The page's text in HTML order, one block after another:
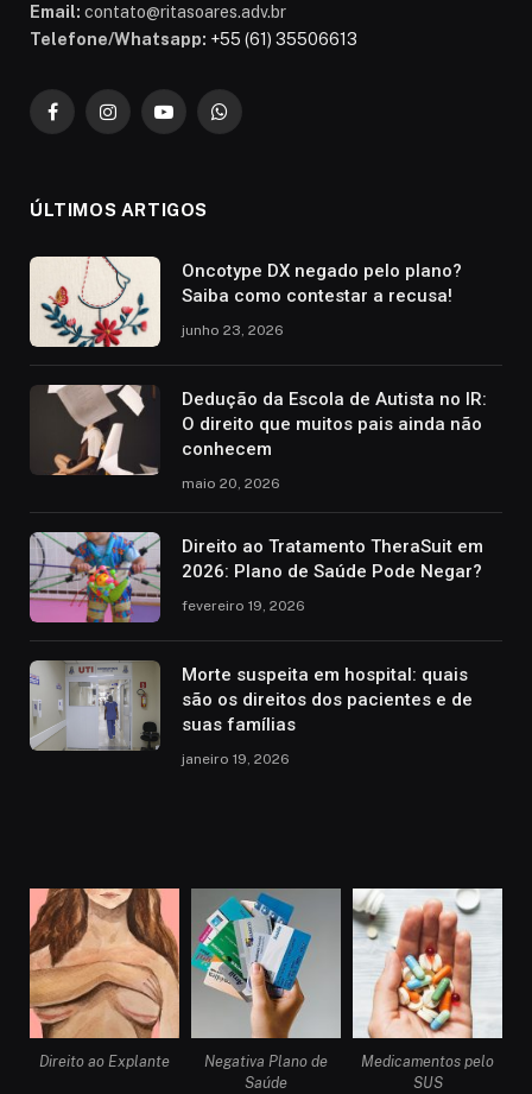
Email: contato@ritasoares.adv.br
Telefone/Whatsapp: +55 (61) 35506613
FacebookInstagramYouTubeWhatsApp
ÚLTIMOS ARTIGOS
Oncotype DX negado pelo plano?
Saiba como contestar a recusa!
junho 23, 2026
Dedução da Escola de Autista no IR:
O direito que muitos pais ainda não
conhecem
maio 20, 2026
Direito ao Tratamento TheraSuit em
2026: Plano de Saúde Pode Negar?
fevereiro 19, 2026
Morte suspeita em hospital: quais
são os direitos dos pacientes e de
suas famílias
janeiro 19, 2026
Direito ao Explante
Negativa Plano de
Saúde
Medicamentos pelo
SUS